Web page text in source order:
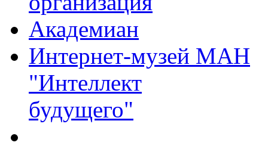
Академиан
Интернет-музей МАН
"Интеллект
будущего"